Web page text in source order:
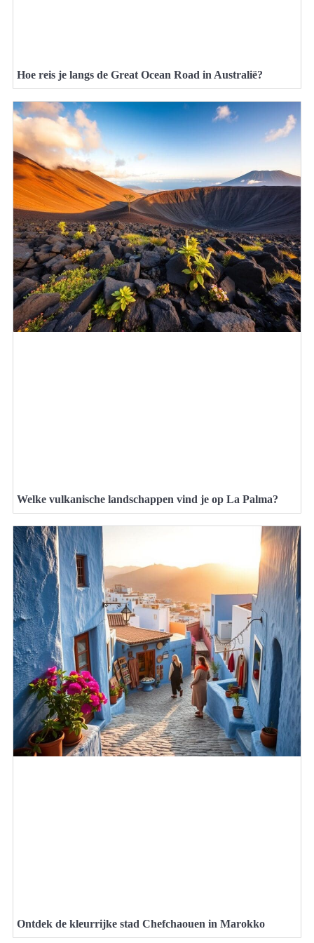
Hoe reis je langs de Great Ocean Road in Australië?
Welke vulkanische landschappen vind je op La Palma?
Ontdek de kleurrijke stad Chefchaouen in Marokko